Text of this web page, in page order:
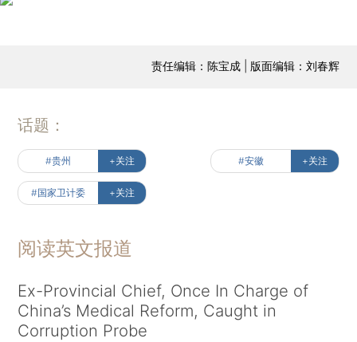
责任编辑：陈宝成 | 版面编辑：刘春辉
话题：
#贵州 +关注 #安徽 +关注
#国家卫计委 +关注
阅读英文报道
Ex-Provincial Chief, Once In Charge of
China’s Medical Reform, Caught in
Corruption Probe